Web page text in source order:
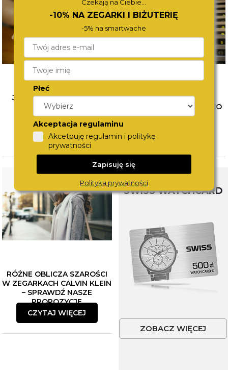
JAK ŁĄCZYĆ BIŻUTERIĘ?
POZNAJ SPOSOBY NA
MODNE STYLIZACJE
CZYTAJ WIĘCEJ
WYBÓR PIERWSZEGO
ZEGARKA DLA DZIECKA. CO
WZIĄĆ POD UWAGĘ?
CZYTAJ WIĘCEJ
RÓŻNE OBLICZA SZAROŚCI
W ZEGARKACH CALVIN KLEIN
– SPRAWDŹ NASZE
PROPOZYCJE
CZYTAJ WIĘCEJ
SWISS WATCHCARD
ZOBACZ WIĘCEJ
Czekają na Ciebie...
-10% NA ZEGARKI I BIŻUTERIĘ
-5% na smartwache
Płeć
Akceptacja regulaminu
Akcetpuję regulamin i politykę
prywatności
Zapisuję się
Polityka prywatności